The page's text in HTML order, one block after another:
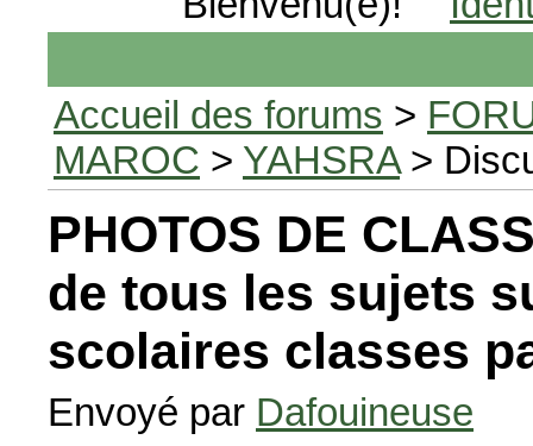
Accueil des forums >
MAROC > YAHSRA>
PHOTOS DE
de tous les sujets
scolaires classes
Envoyé par Dafouineuse